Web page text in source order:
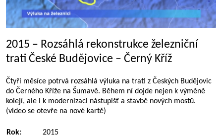
2015 – Rozsáhlá rekonstrukce železniční
trati České Budějovice – Černý Kříž
Čtyři měsíce potrvá rozsáhlá výluka na trati z Českých Budějovic
do Černého Kříže na Šumavě. Během ní dojde nejen k výměně
kolejí, ale i k modernizaci nástupišť a stavbě nových mostů.
(video se otevře na nové kartě)
Rok:
2015